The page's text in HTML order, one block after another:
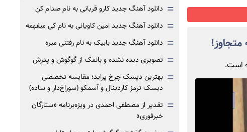
است.
= دانلود آهنگ جدید کارو قربانی به نام صدام کن
= دانلود آهنگ جدید امین کاویانی به نام کی میفهمه
= دانلود آهنگ جدید بابیک به نام رفتنی میره
= تصویری دیده نشده و بانمک از گوگوش و پدرش
= بهترین دیسک چرخ پراید؛ مقایسه تخصصی
دیسک ترمز کاردینال و آسمکو (سوراخ‌دار و ساده)
= تقدیر از مصطفی احمدی در ویژه‌برنامه «ستارگان
خبرفوری»